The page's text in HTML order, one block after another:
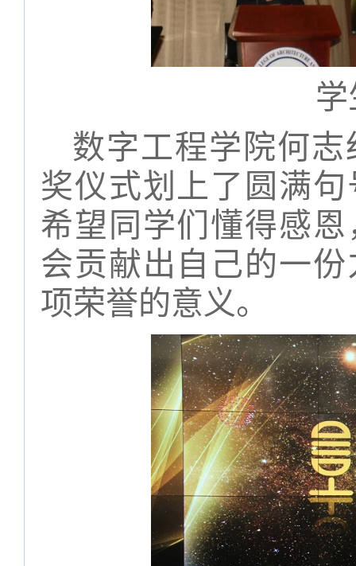
数字工程学院何
奖仪式划上了圆满
希望同学们懂得感
会贡献出自己的一
项荣誉的意义。